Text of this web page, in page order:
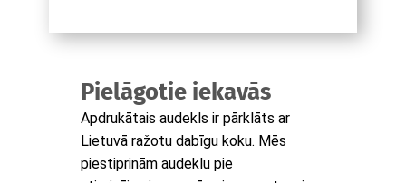
Pielāgotie iekavās
Apdrukātais audekls ir pārklāts ar
Lietuvā ražotu dabīgu koku. Mēs
piestiprinām audeklu pie